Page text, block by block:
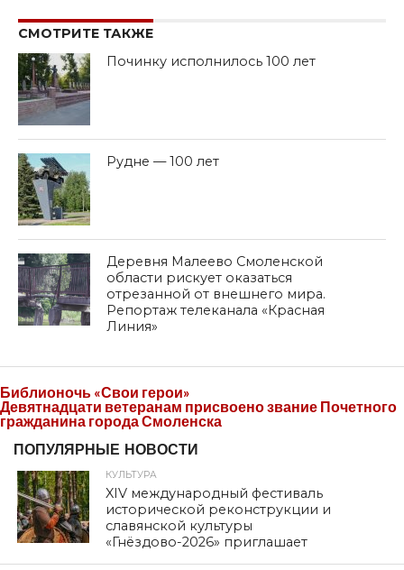
СМОТРИТЕ ТАКЖЕ
Починку исполнилось 100 лет
Рудне — 100 лет
Деревня Малеево Смоленской
области рискует оказаться
отрезанной от внешнего мира.
Репортаж телеканала «Красная
Линия»
Библионочь «Свои герои»
Девятнадцати ветеранам присвоено звание Почетного
гражданина города Смоленска
ПОПУЛЯРНЫЕ НОВОСТИ
КУЛЬТУРА
XIV международный фестиваль
исторической реконструкции и
славянской культуры
«Гнёздово-2026» приглашает